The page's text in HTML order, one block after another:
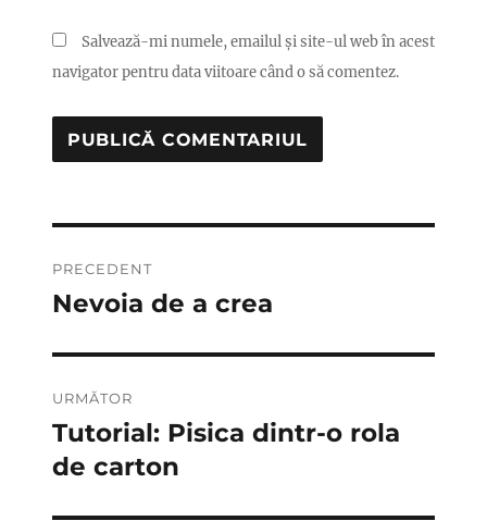
Salvează-mi numele, emailul și site-ul web în acest
navigator pentru data viitoare când o să comentez.
în
PRECEDENT
Articolul
Nevoia de a crea
URMĂTOR
Articolul
următor:
Tutorial: Pisica dintr-o rola
de carton